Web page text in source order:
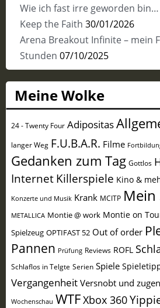
Wie ich fast irre geworden bin…
Keep the Faith 30/01/2026
Arena Breakout Infinite – mein
Stunden 07/10/2025
Meine Wolke
24 - Twenty Four Adipositas
langer Weg F.U.B.A.R. Filme
Gedanken zum Tag Gottlos
Internet Killerspiele Kino &
Konzerte und Musik Krank MCITP Mein
METALLICA Montie @ work Montie on
Spielzeug OPTIFAST 52 Out of order
Pannen Prüfung Reviews ROFL
Schlaflos in Telgte Serien Spiele
Vergangenheit Versnobt und
Wochenschau WTFXbox 360